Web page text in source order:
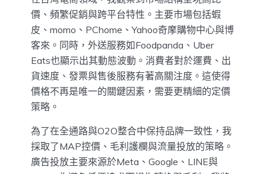
價、頻繁促銷與跨平台特性。主要市場包括蝦
皮、momo、PChome、Yahoo奇摩購物中心與博
客來。同時，外送服務如Foodpanda、Uber
Eats也顯示出其動態波動。消費者對於運費、出
貨速度、發票與售後服務有著高關注度。這使得
價格不再是唯一的關鍵因素，需要更精細的定價
策略。
為了在全通路與O2O整合中保持品牌一致性，我
採取了MAP控價、毛利護欄與流量投放的策略。
廣告投放主要來源於Meta、Google、LINE與